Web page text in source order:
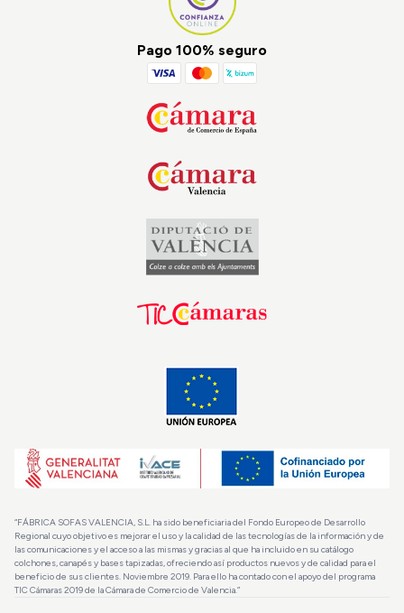
Pago 100% seguro
“FÁBRICA SOFAS VALENCIA, S.L. ha sido beneficiaria del Fondo Europeo de Desarrollo
Regional cuyo objetivo es mejorar el uso y la calidad de las tecnologías de la información y de
las comunicaciones y el acceso a las mismas y gracias al que ha incluido en su catálogo
colchones, canapés y bases tapizadas, ofreciendo así productos nuevos y de calidad para el
beneficio de sus clientes. Noviembre 2019. Para ello ha contado con el apoyo del programa
TIC Cámaras 2019 de la Cámara de Comercio de Valencia.”